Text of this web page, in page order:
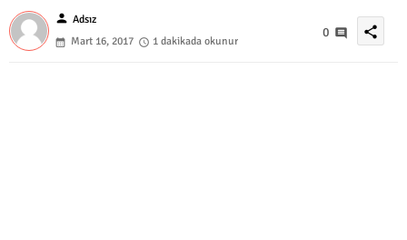
person Adsız
Mart 16, 2017
1 dakikada okunur
0 share